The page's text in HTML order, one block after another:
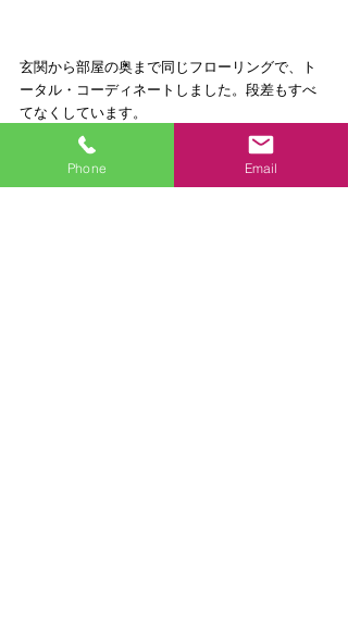
玄関から部屋の奥まで同じフローリングで、ト
ータル・コーディネートしました。段差もすべ
てなくしています。
建物のタイプ：マンション
Phone Email